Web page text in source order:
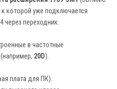
которой уже подключается
через переходник.
в частотные
20D).
плата для ПК).